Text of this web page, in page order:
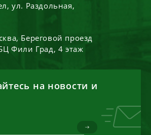
,ул. Раздольная,
, Береговой проезд
Фили Град, 4 этаж
на новости и